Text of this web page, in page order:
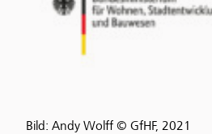
Bild: Andy Wolff © GfHF, 2021